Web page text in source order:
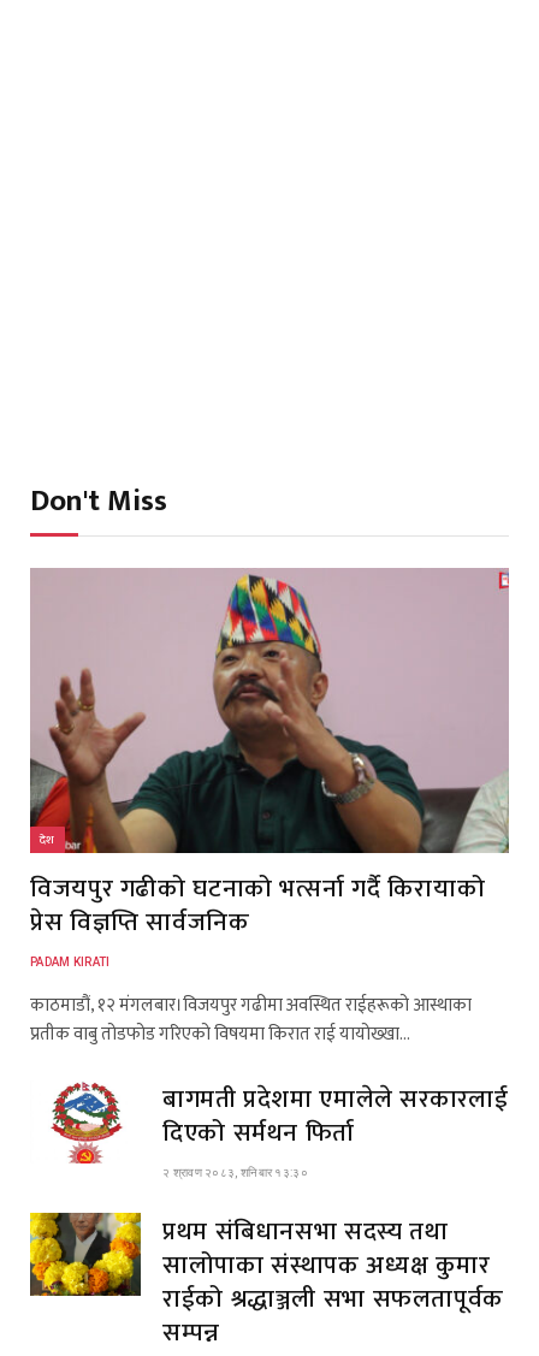
Don't Miss
देश
विजयपुर गढीको घटनाको भत्सर्ना गर्दै किरायाको
प्रेस विज्ञप्ति सार्वजनिक
PADAM KIRATI
काठमाडौं, १२ मंगलबार।विजयपुर गढीमा अवस्थित राईहरूको आस्थाका
प्रतीक वाबु तोडफोड गरिएको विषयमा किरात राई यायोख्खा…
बागमती प्रदेशमा एमालेले सरकारलाई
दिएको सर्मथन फिर्ता
२ श्रावण २०८३, शनिबार १३:३०
प्रथम संबिधानसभा सदस्य तथा
सालोपाका संस्थापक अध्यक्ष कुमार
राईको श्रद्धाञ्जली सभा सफलतापूर्वक
सम्पन्न